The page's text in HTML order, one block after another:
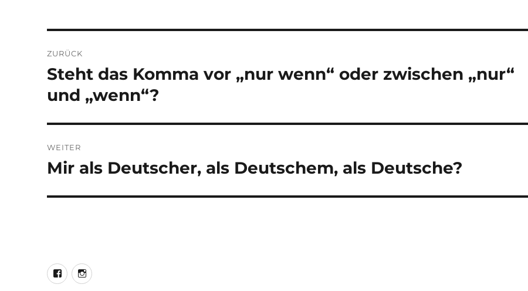
ZURÜCK
Vorheriger
Beitrag:
Steht das Komma vor „nur wenn“ oder zwischen „nur“
und „wenn“?
WEITER
Nächster
Mir als Deutscher, als Deutschem, als Deutsche?
LEO@Facebook
LEO@Instagram